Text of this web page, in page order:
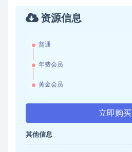
资源信息
普通
年费会员
黄金会员
立即购买
其他信息